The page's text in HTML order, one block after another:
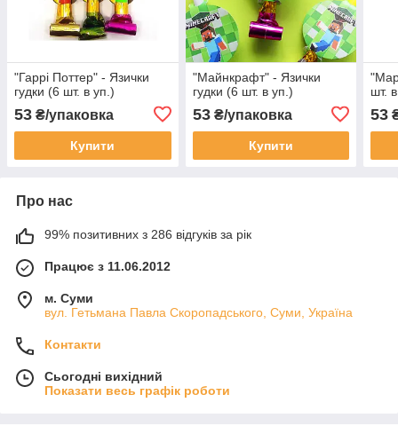
"Гаррі Поттер" - Язички
гудки (6 шт. в уп.)
53 ₴/упаковка
Купити
"Майнкрафт" - Язички
гудки (6 шт. в уп.)
53₴/упаковка
Купити
шт.
53
Про нас
99% позитивних з 286 відгуків за рік
Працює з 11.06.2012
м. Суми
вул. Гетьмана Павла Скоропадського, Суми, Україна
Контакти
Сьогодні вихідний
Показати весь графік роботи